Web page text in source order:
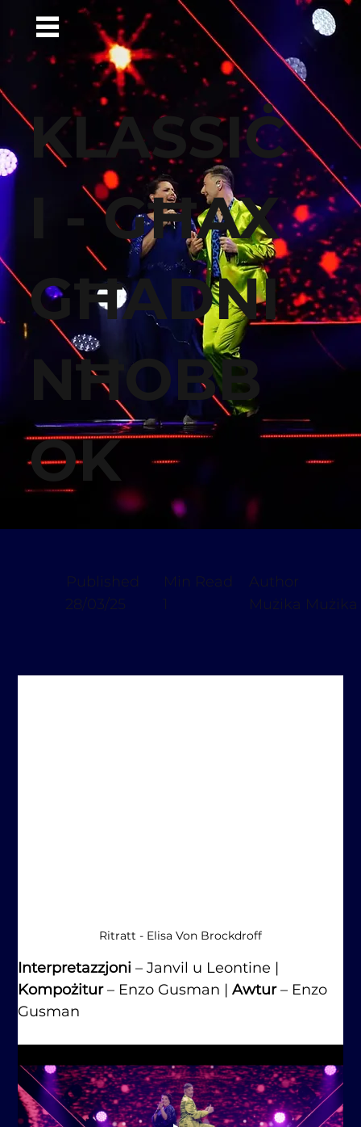
KLASSIĊ
I - GĦAX
GĦADNI
NĦOBB
OK
Author
Mużika Mużika
Published
28/03/25
Min Read
1
Ritratt - Elisa Von Brockdroff
Interpretazzjoni – Janvil u Leontine |
Kompożitur – Enzo Gusman | Awtur – Enzo
Gusman